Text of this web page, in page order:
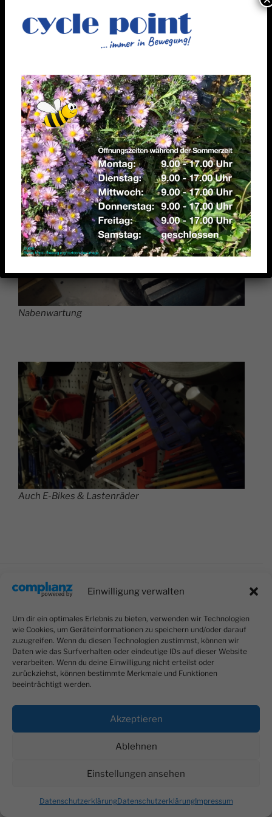
Einwilligung verwalten
Um dir ein optimales Erlebnis zu bieten, verwenden wir Technologien
wie Cookies, um Geräteinformationen zu speichern und/oder darauf
zuzugreifen. Wenn du diesen Technologien zustimmst, können wir
Daten wie das Surfverhalten oder eindeutige IDs auf dieser Website
verarbeiten. Wenn du deine Einwilligung nicht erteilst oder
zurückziehst, können bestimmte Merkmale und Funktionen
beeinträchtigt werden.
Akzeptieren
Ablehnen
Einstellungen ansehen
DatenschutzerklärungDatenschutzerklärungImpressum
Fahrradreparatur & Service
Nabenwartung
Auch E-Bikes & Lastenräder
Impressum
Unsere AGB
Datenschutzerklärung